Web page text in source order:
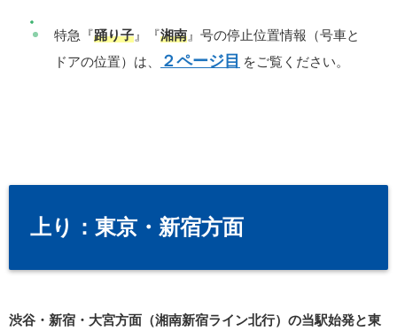
特急『踊り子 』『湘南 』号の停止位置情報（号車と
ドアの位置）は、
２ページ目 をご覧ください。
上り：東京・新宿方面
渋谷・新宿・大宮方面（湘南新宿ライン北行）の当駅始発と東